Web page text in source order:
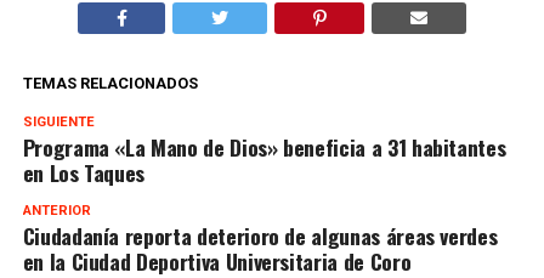
TEMAS RELACIONADOS
SIGUIENTE
Programa «La Mano de Dios» beneficia a 31 habitantes
en Los Taques
ANTERIOR
Ciudadanía reporta deterioro de algunas áreas verdes
en la Ciudad Deportiva Universitaria de Coro